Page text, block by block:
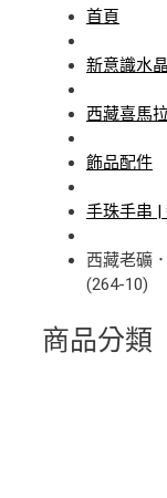
首頁
新意識水晶
西藏喜馬
飾品配件
手珠手串 |
西藏老礦
(264-10)
商品分類